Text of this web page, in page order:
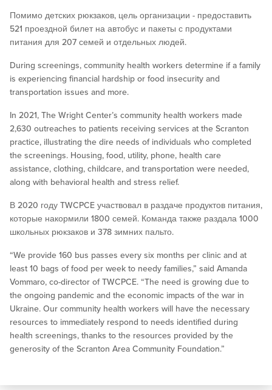
Помимо детских рюкзаков, цель организации - предоставить
521 проездной билет на автобус и пакеты с продуктами
питания для 207 семей и отдельных людей.
During screenings, community health workers determine if a family
is experiencing financial hardship or food insecurity and
transportation issues and more.
In 2021, The Wright Center’s community health workers made
2,630 outreaches to patients receiving services at the Scranton
practice, illustrating the dire needs of individuals who completed
the screenings. Housing, food, utility, phone, health care
assistance, clothing, childcare, and transportation were needed,
along with behavioral health and stress relief.
В 2020 году TWCPCE участвовал в раздаче продуктов питания,
которые накормили 1800 семей. Команда также раздала 1000
школьных рюкзаков и 378 зимних пальто.
“We provide 160 bus passes every six months per clinic and at
least 10 bags of food per week to needy families,” said Amanda
Vommaro, co-director of TWCPCE. “The need is growing due to
the ongoing pandemic and the economic impacts of the war in
Ukraine. Our community health workers will have the necessary
resources to immediately respond to needs identified during
health screenings, thanks to the resources provided by the
generosity of the Scranton Area Community Foundation.”